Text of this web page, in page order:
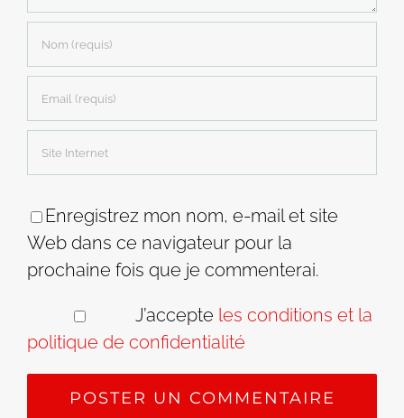
Enregistrez mon nom, e-mail et site
Web dans ce navigateur pour la
prochaine fois que je commenterai.
J’accepte les conditions et la
politique de confidentialité